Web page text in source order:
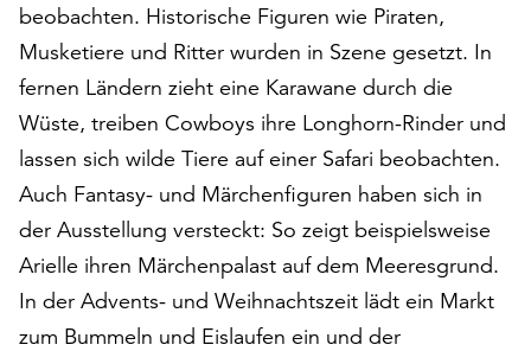
steht
Ihnen
am
Ende
der
Seite
die
Schaltfläche
„Cookie-
Einstellungen“
zur
Verfügung.
beobachten. Historische Figuren wie Piraten,
Musketiere und Ritter wurden in Szene gesetzt. In
fernen Ländern zieht eine Karawane durch die
Wüste, treiben Cowboys ihre Longhorn-Rinder und
lassen sich wilde Tiere auf einer Safari beobachten.
Auch Fantasy- und Märchenfiguren haben sich in
der Ausstellung versteckt: So zeigt beispielsweise
Arielle ihren Märchenpalast auf dem Meeresgrund.
In der Advents- und Weihnachtszeit lädt ein Markt
zum Bummeln und Eislaufen ein und der